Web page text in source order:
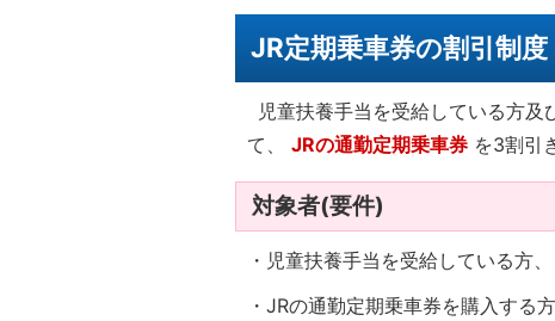
JR定期乗車券の割引制度
児童扶養手当を受給している方
て、 JRの通勤定期乗車券 を3割引
対象者(要件)
・児童扶養手当を受給している方
・JRの通勤定期乗車券を購入する方